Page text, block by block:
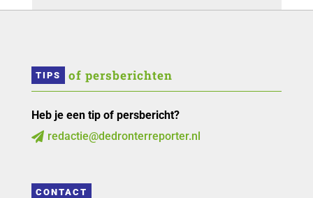
TIPS of persberichten
Heb je een tip of persbericht?
 redactie@dedronterreporter.nl
CONTACT